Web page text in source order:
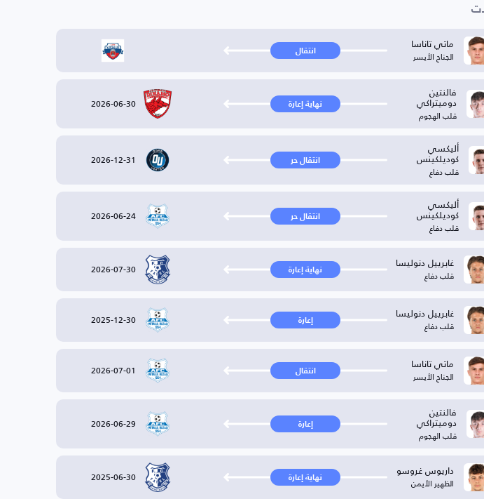
ماتي تاناسا
الجناح الأيسر انتقال
فالنتين
دوميتراكي
قلب الهجوم
نهاية إعارة 2026-06-30
أليكسي
كوديلكينس
قلب دفاع
انتقال حر 2026-12-31
أليكسي
كوديلكينس
قلب دفاع
انتقال حر 2026-06-24
غابرييل دنوليسا
قلب دفاع نهاية إعارة 2026-07-30
غابرييل دنوليسا
قلب دفاع إعارة 2025-12-30
ماتي تاناسا
الجناح الأيسر انتقال 2026-07-01
فالنتين
دوميتراكي
قلب الهجوم
إعارة 2026-06-29
داريوس غروسو
الظهير الأيمن نهاية إعارة 2025-06-30